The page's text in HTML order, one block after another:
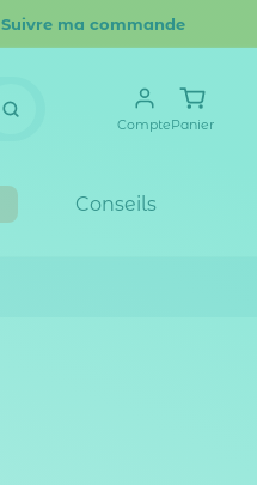
Suivre ma commande
ComptePanier
Conseils